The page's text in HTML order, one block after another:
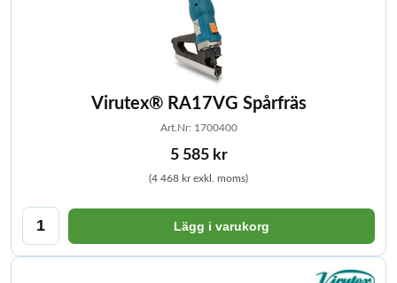
Virutex® RA17VG Spårfräs
Art.Nr: 1700400
5 585 kr
(4 468 kr exkl. moms)
Lägg i varukorg